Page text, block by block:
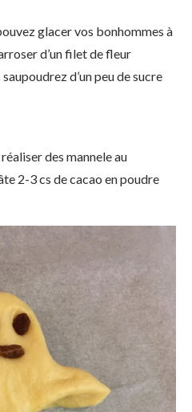
glacer vos bonhommes à
d’un filet de fleur
d’un peu de sucre
des mannele au
2-3 cs de cacao en poudre